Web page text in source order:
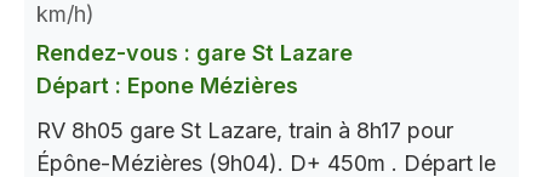
km/h)
Rendez-vous : gare St Lazare
Départ : Epone Mézières
RV 8h05 gare St Lazare, train à 8h17 pour
Épône-Mézières (9h04). D+ 450m . Départ le